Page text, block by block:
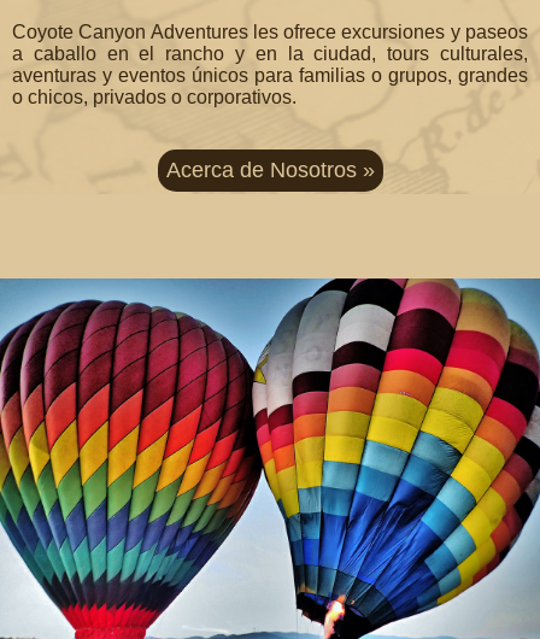
Coyote Canyon Adventures les ofrece excursiones y paseos
a caballo en el rancho y en la ciudad, tours culturales,
aventuras y eventos únicos para familias o grupos, grandes
o chicos, privados o corporativos.
Acerca de Nosotros »